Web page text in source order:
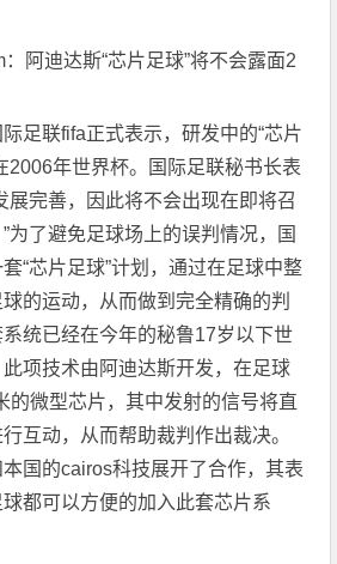
迪达斯“芯片足球”将不会露面2
联fifa正式表示，研发中的“芯片
2006年世界杯。国际足联秘书长表
展完善，因此将不会出现在即将召
为了避免足球场上的误判情况，国
“芯片足球”计划，通过在足球中整
的运动，从而做到完全精确的判
统已经在今年的秘鲁17岁以下世
项技术由阿迪达斯开发，在足球
的微型芯片，其中发射的信号将直
互动，从而帮助裁判作出裁决。
国的cairos科技展开了合作，其表
都可以方便的加入此套芯片系